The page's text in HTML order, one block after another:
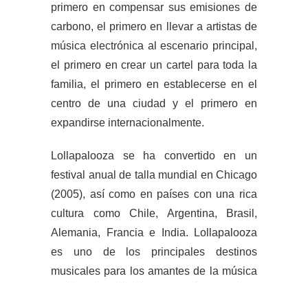
primero en compensar sus emisiones de
carbono, el primero en llevar a artistas de
música electrónica al escenario principal,
el primero en crear un cartel para toda la
familia, el primero en establecerse en el
centro de una ciudad y el primero en
expandirse internacionalmente.
Lollapalooza se ha convertido en un
festival anual de talla mundial en Chicago
(2005), así como en países con una rica
cultura como Chile, Argentina, Brasil,
Alemania, Francia e India. Lollapalooza
es uno de los principales destinos
musicales para los amantes de la música